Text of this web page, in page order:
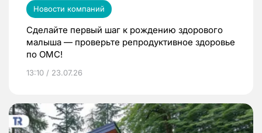
Новости компаний
Сделайте первый шаг к рождению здорового
малыша — проверьте репродуктивное здоровье
по ОМС!
13:10 / 23.07.26